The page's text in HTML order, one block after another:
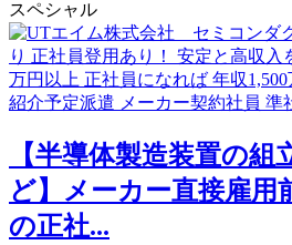
スペシャル
【半導体製造装置の組
ど】メーカー直接雇用
の正社...